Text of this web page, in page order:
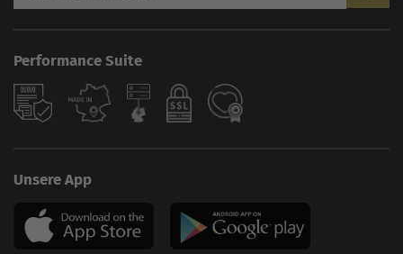
Performance Suite
Unsere App